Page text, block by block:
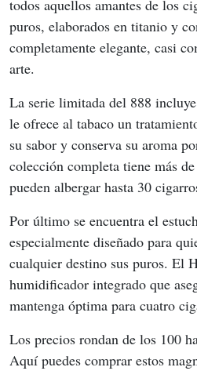
todos aquellos amantes de los
puros, elaborados en titanio y
completamente elegante, casi
arte.
La serie limitada del 888
le ofrece al tabaco un
su sabor y conserva su aroma
colección completa tiene más
pueden albergar hasta 30
Por último se encuentra el
especialmente diseñado para
cualquier destino sus puros. El
humidificador integrado que
mantenga óptima para cuatro
Los precios rondan de los 100
Aquí puedes comprar estos